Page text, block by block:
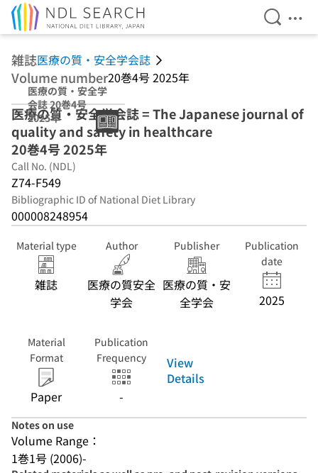
Open
雑誌医療の質・安全学会誌
Volume number20巻4号 2025年
医療の質・安全学
会誌 20巻4号
2025年
医療の質・安全学会誌 = The Japanese journal of
quality and safety in healthcare
20巻4号 2025年
Call No. (NDL)
Z74-F549
Bibliographic ID of National Diet Library
000008248954
Material type
雑誌
Author
医療の質安全
学会
Publisher
医療の質・安
全学会
Publication
date
2025
Material
Format
Paper
Publication
Frequency
-
View
Details
Notes on use
Volume Range：
1巻1号 (2006)-